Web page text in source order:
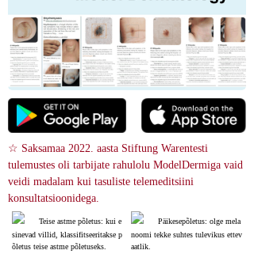
☆ Saksamaa 2022. aasta Stiftung Warentesti
tulemustes oli tarbijate rahulolu ModelDermiga vaid
veidi madalam kui tasuliste telemeditsiini
konsultatsioonidega.
Teise astme põletus: kui e
sinevad villid, klassifitseeritakse p
õletus teise astme põletuseks.
Päikesepõletus: olge mela
noomi tekke suhtes tulevikus ettev
aatlik.